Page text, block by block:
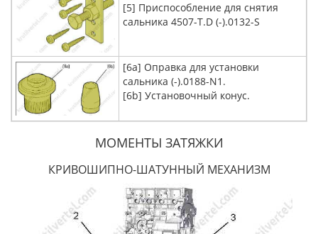
[5] Приспособление для снятия
сальника 4507-T.D (-).0132-S
[6a] Оправка для установки
сальника (-).0188-N1.
[6b] Установочный конус.
МОМЕНТЫ ЗАТЯЖКИ
КРИВОШИПНО-ШАТУННЫЙ МЕХАНИЗМ